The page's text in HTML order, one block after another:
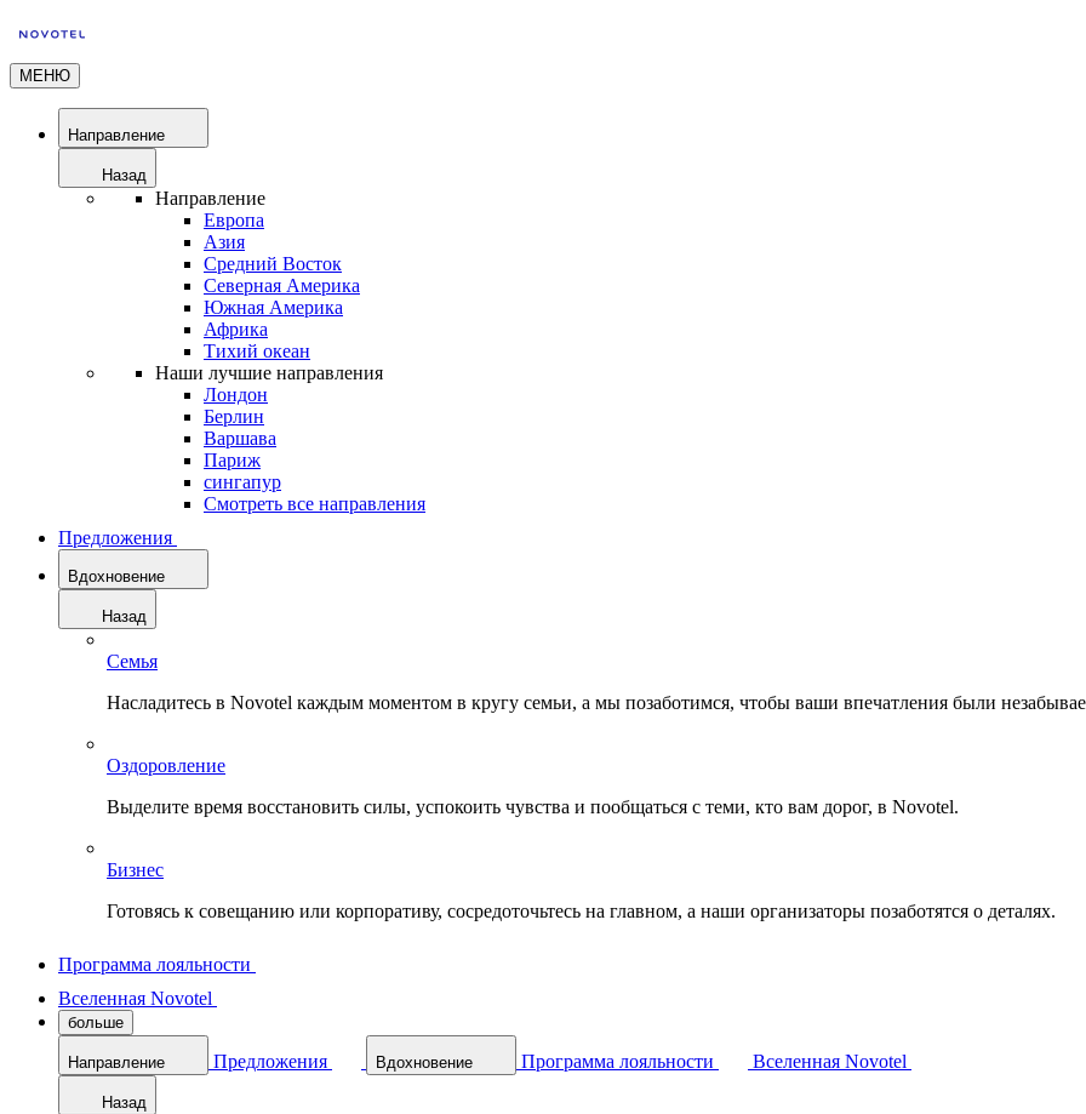
МЕНЮ
Направление
Назад
Направление
Европа
Азия
Средний Восток
Северная Америка
Южная Америка
Африка
Тихий океан
Наши лучшие направления
Лондон
Берлин
Варшава
Париж
сингапур
Смотреть все направления
Предложения
Вдохновение
Назад
Семья
Насладитесь в Novotel каждым моментом в кругу семьи, а мы позаботимся, чтобы ваши впечатления были
Оздоровление
Выделите время восстановить силы, успокоить чувства и пообщаться с теми, кто вам дорог, в Novotel.
Бизнес
Готовясь к совещанию или корпоративу, сосредоточьтесь на главном, а наши организаторы позаботятся о деталях.
Программа лояльности
Вселенная Novotel
больше
Направление Предложения Вдохновение Программа лояльности Вселенная Novotel
Назад